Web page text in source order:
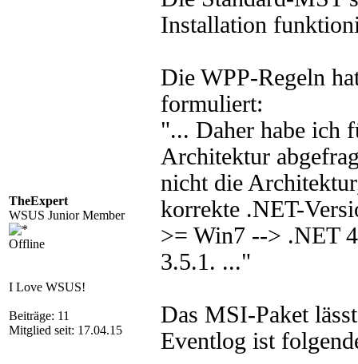
TheExpert
WSUS Junior Member
Offline
I Love WSUS!
Beiträge: 11
Mitglied seit: 17.04.15
Installation
Die WPP-Regeln
formuliert:
"... Daher habe ich
Architektur
nicht die
korrekte .NET-
>= Win7 --> .NET
3.5.1. ..."
Das MSI-Paket
Eventlog ist